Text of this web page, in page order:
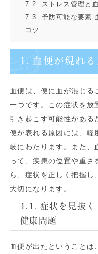
7.2. ストレス管理と
7.3. 予防可能な要素
コツ
1. 血便が現れ
血便は、便に血が混じる
一つです。この症状を放
引き起こす可能性がある
便が表れる原因には、軽
岐にわたります。また、
って、疾患の位置や重さ
ら、症状を正しく把握し
大切になります。
1.1. 症状を見抜く
健康問題
血便が出たということは